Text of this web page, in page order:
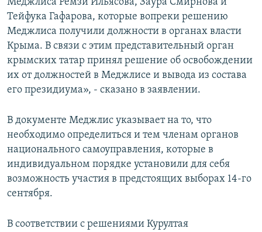
Меджлиса Ремзи Ильясова, Заура Смирнова и
Тейфука Гафарова, которые вопреки решению
Меджлиса получили должности в органах власти
Крыма. В связи с этим представительный орган
крымских татар принял решение об освобождении
их от должностей в Меджлисе и вывода из состава
его президиума», ‑ сказано в заявлении.
В документе Меджлис указывает на то, что
необходимо определиться и тем членам органов
национального самоуправления, которые в
индивидуальном порядке установили для себя
возможность участия в предстоящих выборах 14-го
сентября.
В соответствии с решениями Курултая